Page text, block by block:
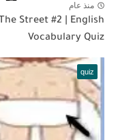
منذ عام
The Street #2 | English
Vocabulary Quiz
quiz